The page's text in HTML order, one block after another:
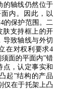
的轴线仍然位于
内。因此，以
4的保护范围。二
肤支持框上的开
导致轴线与外切
在对权利要求4
面的平面内”错
点，认定事实和
起”结构的产品
仅在于托架上凸